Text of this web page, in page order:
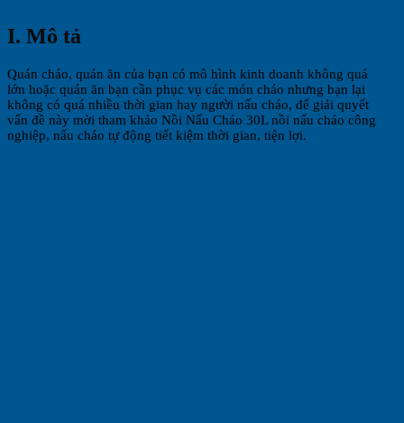
I. Mô tả
Quán cháo, quán ăn của bạn có mô hình kinh doanh không quá
lớn hoặc quán ăn bạn cần phục vụ các món cháo nhưng bạn lại
không có quá nhiều thời gian hay người nấu cháo, để giải quyết
vấn đề này mời tham khảo Nồi Nấu Cháo 30L nồi nấu cháo công
nghiệp, nấu cháo tự động tiết kiệm thời gian, tiện lợi.